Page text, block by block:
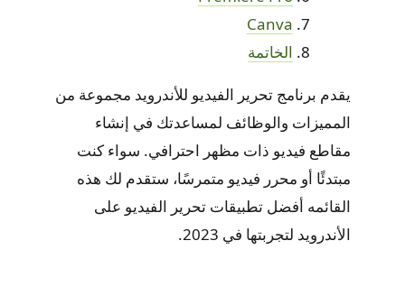
Canva
الخاتمة
يقدم برنامج تحرير الفيديو للأندرويد مجموعة من
المميزات والوظائف لمساعدتك في إنشاء
مقاطع فيديو ذات مظهر احترافي. سواء كنت
مبتدئًا أو محرر فيديو متمرسًا، ستقدم لك هذه
القائمه أفضل تطبيقات تحرير الفيديو على
الأندرويد لتجربتها في 2023.